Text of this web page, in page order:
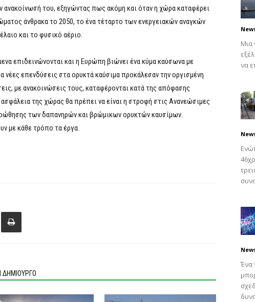
του, εξηγώντας πως ακόμη και όταν η χώρα καταφέρει
άνθρακα το 2050, το ένα τέταρτο των ενεργειακών αναγκών
και το φυσικό αέριο.
επιδεινώνονται και η Ευρώπη βιώνει ένα κύμα καύσωνα με
επενδύσεις στα ορυκτά καύσιμα προκάλεσαν την οργισμένη
με ανακοινώσεις τους, καταφέρονται κατά της απόφασης
της χώρας θα πρέπει να είναι η στροφή στις Ανανεώσιμες
των δαπανηρών και βρώμικων ορυκτών καυσίμων.
με κάθε τρόπο τα έργα.
ΔΗΜΙΟΥΡΓΟ
Μια
να
Ένα